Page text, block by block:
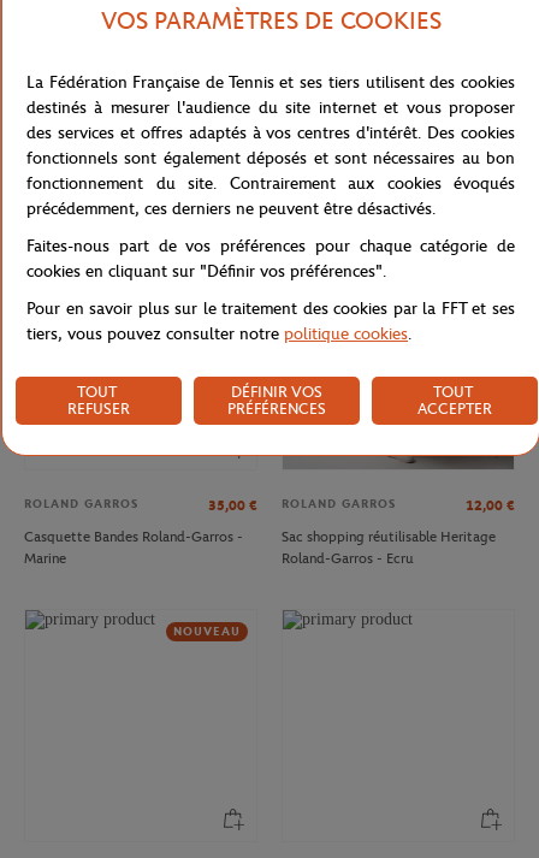
ROLAND GARROS 32,00 €
Casquette Logo monochrome
Roland-Garros - Terre battue
ROLAND GARROS 35,00 €
Casquette Heritage Roland-Garros -
Beige
NOUVEAU
ROLAND GARROS 35,00 €
Casquette Bandes Roland-Garros -
Marine
NOUVEAU
ROLAND GARROS 12,00 €
Sac shopping réutilisable Heritage
Roland-Garros - Ecru
NOUVEAU
VOS PARAMÈTRES DE COOKIES
La Fédération Française de Tennis et ses tiers utilisent des cookies
destinés à mesurer l'audience du site internet et vous proposer
des services et offres adaptés à vos centres d'intérêt. Des cookies
fonctionnels sont également déposés et sont nécessaires au bon
fonctionnement du site. Contrairement aux cookies évoqués
précédemment, ces derniers ne peuvent être désactivés.
Faites-nous part de vos préférences pour chaque catégorie de
cookies en cliquant sur "Définir vos préférences".
Pour en savoir plus sur le traitement des cookies par la FFT et ses
tiers, vous pouvez consulter notre politique cookies.
TOUT
REFUSER
DÉFINIR VOS
PRÉFÉRENCES
TOUT
ACCEPTER